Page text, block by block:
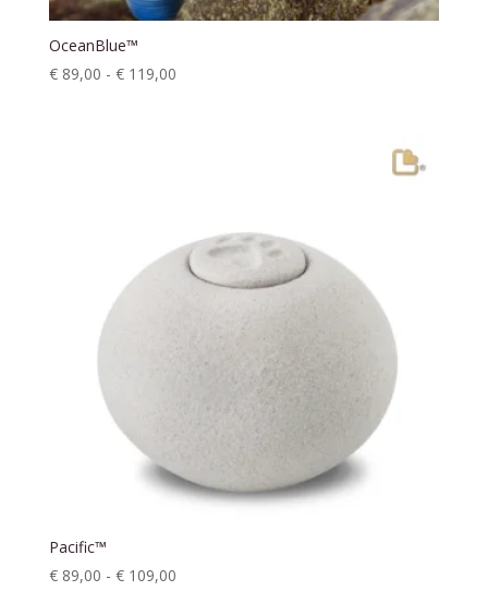
OceanBlue™
€89,00 - €119,00Prijsklasse:
Pacific™
€89,00 - €109,00Prijsklasse: